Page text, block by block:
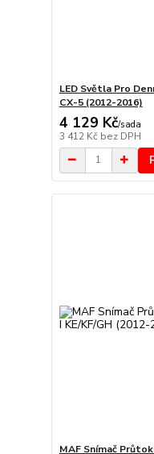
LED Světla Pro
CX-5 (2012-2016)
4 129 Kč/sada
3 412 Kč bez DPH
MAF Snímač